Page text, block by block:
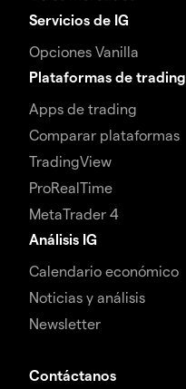
Servicios de IG
Opciones Vanilla
Plataformas de trading
Apps de trading
Comparar plataformas
TradingView
ProRealTime
MetaTrader 4
Análisis IG
Calendario económico
Noticias y análisis
Newsletter
Contáctanos